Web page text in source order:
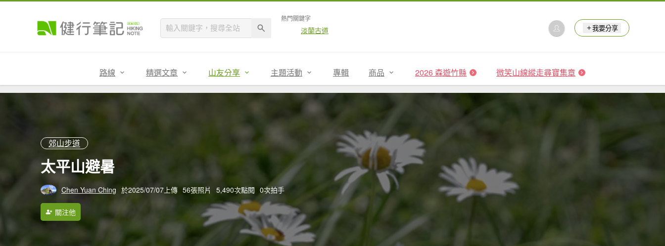
熱門關鍵字
淡蘭古道 我要分享
路線 精選文章 山友分享 主題活動 專輯 商品 2026 森遊竹縣 微笑山線縱走尋寶集章
郊山步道
太平山避暑
Chen Yuan Ching 於2025/07/07上傳 56張照片 5,490次點閱 0次拍手
關注他